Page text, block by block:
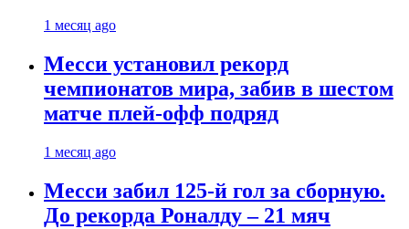
1 месяц ago
Месси установил рекорд
чемпионатов мира, забив в шестом
матче плей‑офф подряд
1 месяц ago
Месси забил 125-й гол за сборную.
До рекорда Роналду – 21 мяч